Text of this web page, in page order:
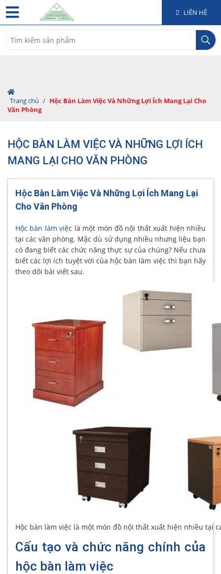
LIÊN HỆ
for:
Trang chủ / Hộc Bàn Làm Việc Và Những Lợi Ích Mang Lại Cho
Văn Phòng
HỘC BÀN LÀM VIỆC VÀ NHỮNG LỢI ÍCH
MANG LẠI CHO VĂN PHÒNG
Hộc Bàn Làm Việc Và Những Lợi Ích Mang Lại
Cho Văn Phòng
Hộc bàn làm việc là một món đồ nội thất xuất hiện nhiều
tại các văn phòng. Mặc dù sử dụng nhiều nhưng liệu bạn
có đang biết các chức năng thực sự của chúng? Nếu chưa
biết các lợi ích tuyệt vời của hộc bàn làm việc thì bạn hãy
theo dõi bài viết sau.
Hộc bàn làm việc là một món đồ nội thất xuất hiện nhiều tại
Cấu tạo và chức năng chính của
hộc bàn làm việc